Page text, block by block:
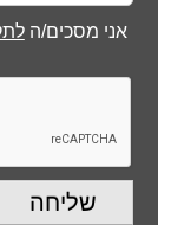
אני מסכים/ה
שליחה